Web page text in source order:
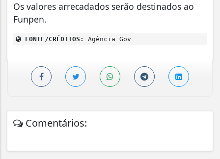
Os valores arrecadados serão destinados ao
Funpen.
FONTE/CRÉDITOS: Agência Gov
Comentários: